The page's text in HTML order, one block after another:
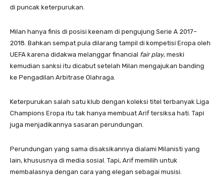
di puncak keterpurukan.
Milan hanya finis di posisi keenam di pengujung Serie A 2017–
2018. Bahkan sempat pula dilarang tampil di kompetisi Eropa oleh
UEFA karena didakwa melanggar financial fair play, meski
kemudian sanksi itu dicabut setelah Milan mengajukan banding
ke Pengadilan Arbitrase Olahraga.
Keterpurukan salah satu klub dengan koleksi titel terbanyak Liga
Champions Eropa itu tak hanya membuat Arif tersiksa hati. Tapi
juga menjadikannya sasaran perundungan.
Perundungan yang sama disaksikannya dialami Milanisti yang
lain, khususnya di media sosial. Tapi, Arif memilih untuk
membalasnya dengan cara yang elegan sebagai musisi.